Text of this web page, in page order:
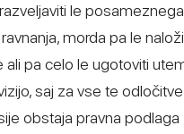
le posameznega
morda pa le
ali pa celo le ugotoviti
saj za vse te
obstaja pravna podlaga